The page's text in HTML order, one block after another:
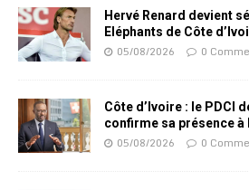
Hervé Renard devient
Eléphants de Côte
05/08/2026 0
Côte d’Ivoire : le PDCI
confirme sa présence
05/08/2026 0